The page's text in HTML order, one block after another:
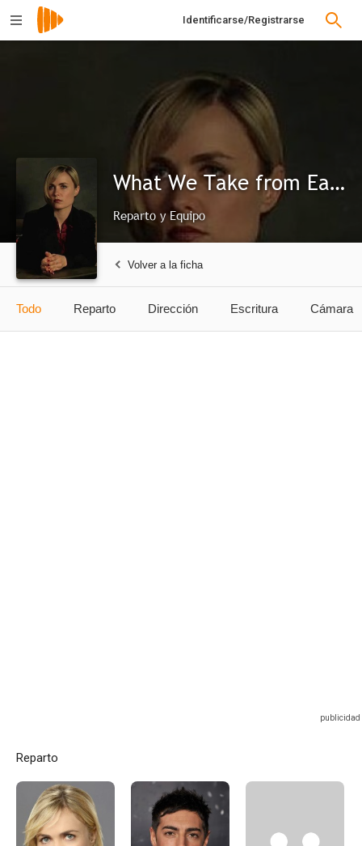
Identificarse/Registrarse
What We Take from Each Other
Reparto y Equipo
Volver a la ficha
Todo Reparto Dirección Escritura Cámara
Reparto